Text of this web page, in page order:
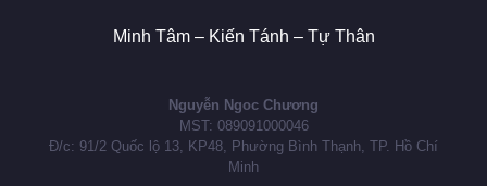
Minh Tâm – Kiến Tánh – Tự Thân
Nguyễn Ngoc Chương
MST: 089091000046
Đ/c: 91/2 Quốc lộ 13, KP48, Phường Bình Thạnh, TP. Hồ Chí
Minh